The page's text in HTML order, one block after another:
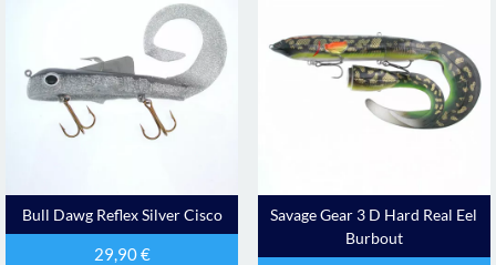
Bull Dawg Reflex Silver Cisco
29,90€
Savage Gear 3 D Hard Real Eel
Burbout